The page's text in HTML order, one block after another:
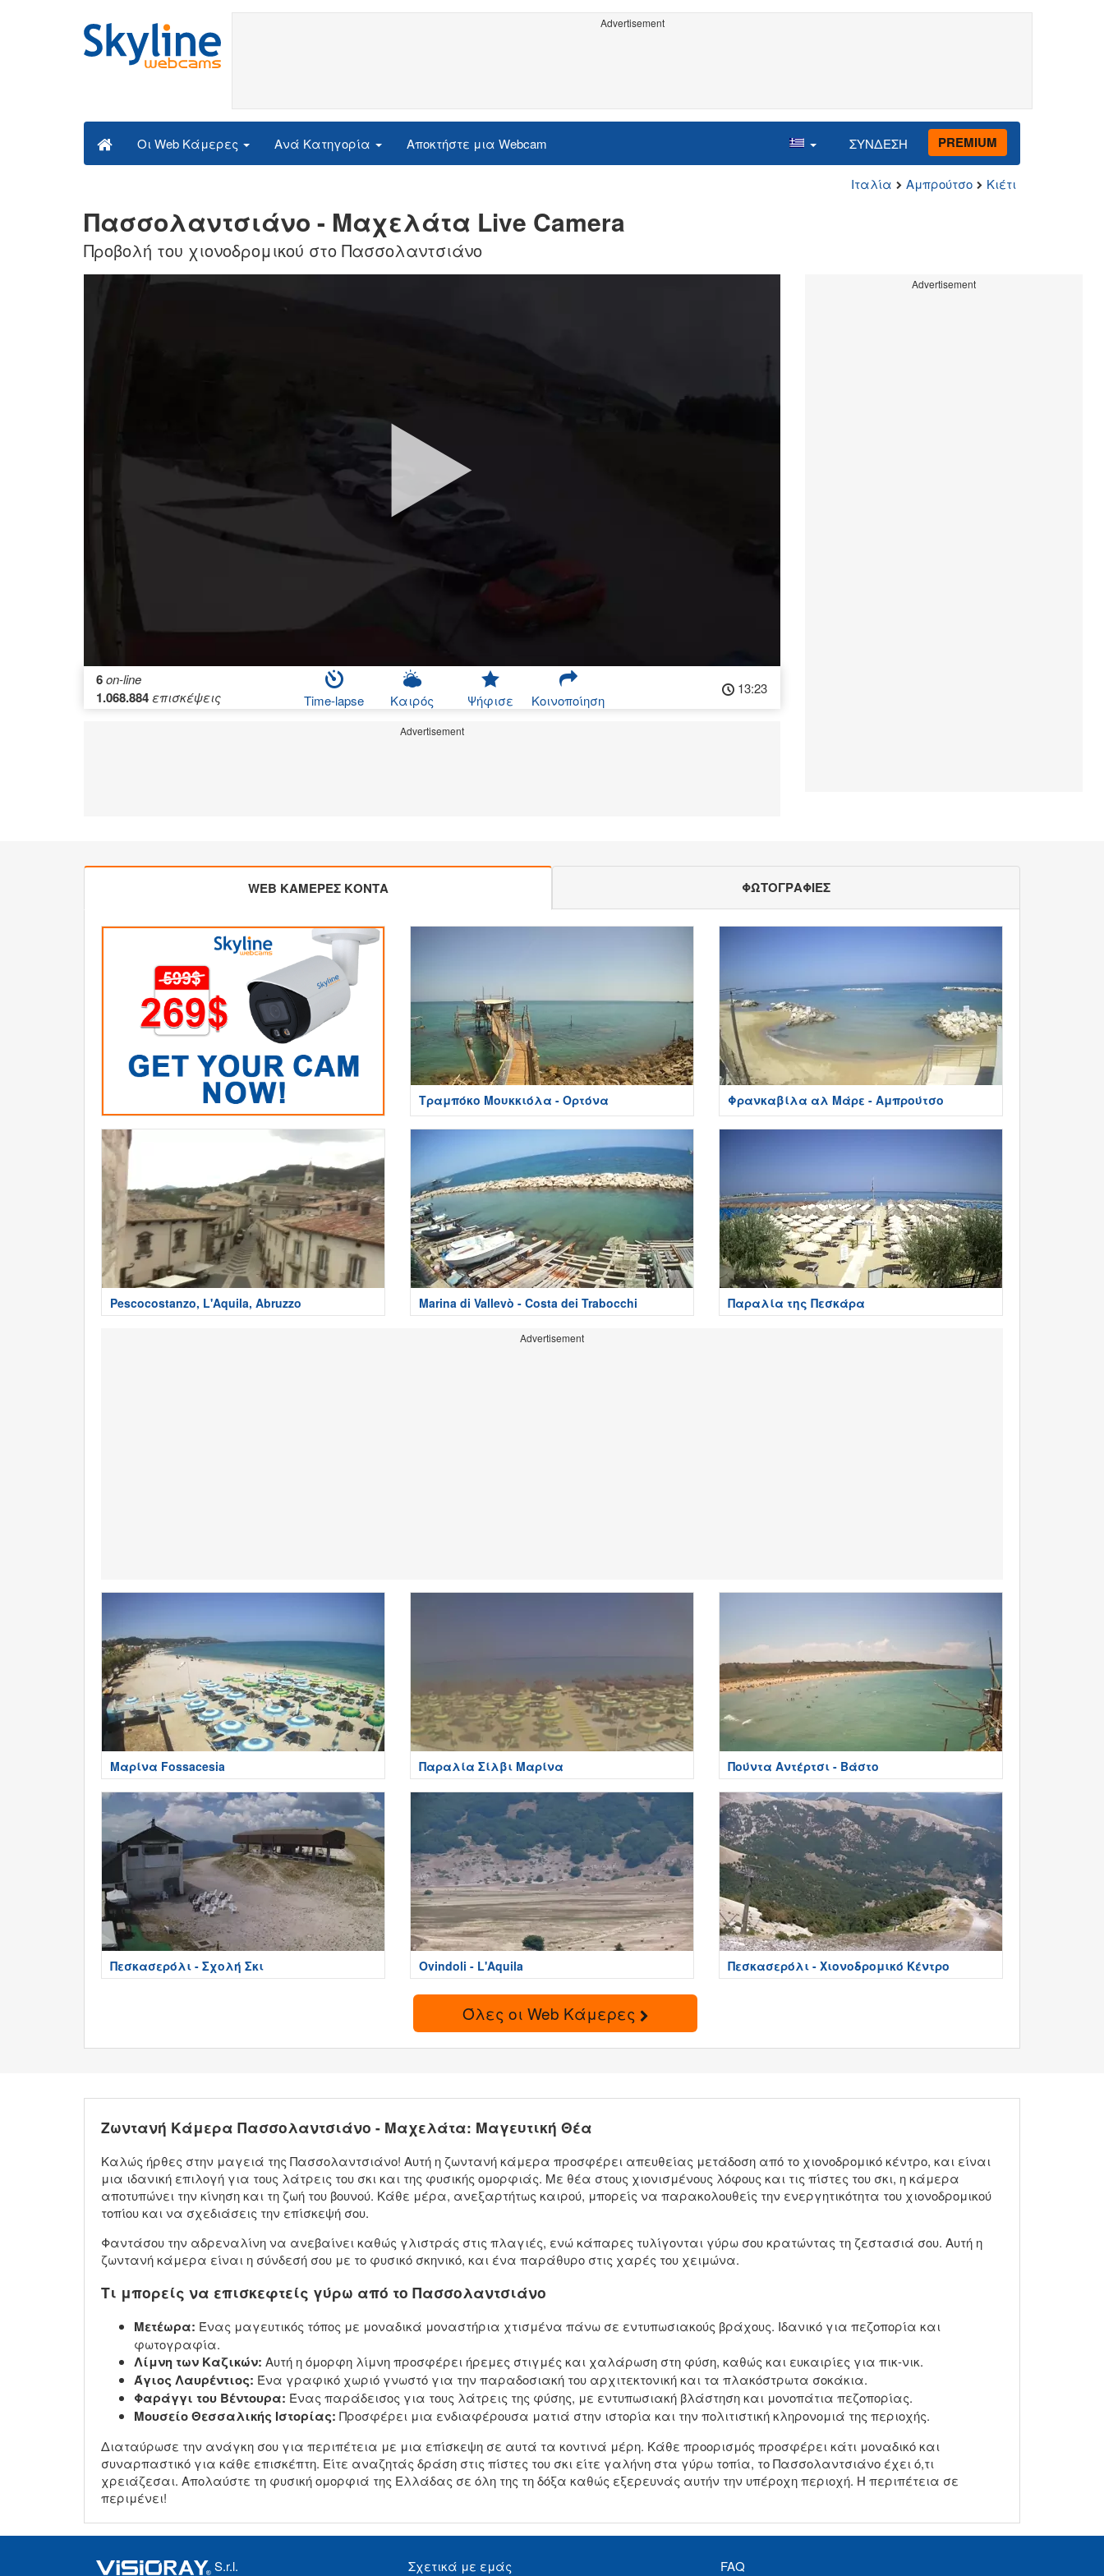
Advertisement
Οι Web Κάμερες Ανά Κατηγορία Αποκτήστε μια Webcam ΣΥΝΔΕΣΗ PREMIUM
Ιταλία Αμπρούτσο Κιέτι
Πασσολαντσιάνο - Μαχελάτα Live Camera
Προβολή του χιονοδρομικού στο Πασσολαντσιάνο
6on-line
1.068.884επισκέψεις Time-lapse Καιρός Ψήφισε Κοινοποίηση
13:23
Advertisement
Advertisement
WEB ΚΑΜΕΡΕΣ ΚΟΝΤΑ ΦΩΤΟΓΡΑΦΙΕΣ
Τραμπόκο Μουκκιόλα - Ορτόνα Φρανκαβίλα αλ Μάρε - Αμπρούτσο
Pescocostanzo, L'Aquila, Abruzzo Marina di Vallevò - Costa dei Trabocchi Παραλία της Πεσκάρα
Advertisement
Μαρίνα Fossacesia Παραλία Σίλβι Μαρίνα Πούντα Αντέρτσι - Βάστο
Πεσκασερόλι - Σχολή Σκι Ovindoli - L'Aquila Πεσκασερόλι - Χιονοδρομικό Κέντρο
Όλες οι Web Κάμερες
Ζωντανή Κάμερα Πασσολαντσιάνο - Μαχελάτα: Μαγευτική Θέα
Καλώς ήρθες στην μαγειά της Πασσολαντσιάνο! Αυτή η ζωντανή κάμερα προσφέρει απευθείας μετάδοση από το χιονοδρομικό κέντρο, και είναι
μια ιδανική επιλογή για τους λάτρεις του σκι και της φυσικής ομορφιάς. Με θέα στους χιονισμένους λόφους και τις πίστες του σκι, η κάμερα
αποτυπώνει την κίνηση και τη ζωή του βουνού. Κάθε μέρα, ανεξαρτήτως καιρού, μπορείς να παρακολουθείς την ενεργητικότητα του χιονοδρομικού
τοπίου και να σχεδιάσεις την επίσκεψή σου.
Φαντάσου την αδρεναλίνη να ανεβαίνει καθώς γλιστράς στις πλαγιές, ενώ κάπαρες τυλίγονται γύρω σου κρατώντας τη ζεστασιά σου. Αυτή η
ζωντανή κάμερα είναι η σύνδεσή σου με το φυσικό σκηνικό, και ένα παράθυρο στις χαρές του χειμώνα.
Τι μπορείς να επισκεφτείς γύρω από το Πασσολαντσιάνο
Μετέωρα: Ένας μαγευτικός τόπος με μοναδικά μοναστήρια χτισμένα πάνω σε εντυπωσιακούς βράχους. Ιδανικό για πεζοπορία και
φωτογραφία.
Λίμνη των Καζικών: Αυτή η όμορφη λίμνη προσφέρει ήρεμες στιγμές και χαλάρωση στη φύση, καθώς και ευκαιρίες για πικ-νικ.
Άγιος Λαυρέντιος: Ένα γραφικό χωριό γνωστό για την παραδοσιακή του αρχιτεκτονική και τα πλακόστρωτα σοκάκια.
Φαράγγι του Βέντουρα: Ένας παράδεισος για τους λάτρεις της φύσης, με εντυπωσιακή βλάστηση και μονοπάτια πεζοπορίας.
Μουσείο Θεσσαλικής Ιστορίας: Προσφέρει μια ενδιαφέρουσα ματιά στην ιστορία και την πολιτιστική κληρονομιά της περιοχής.
Διαταύρωσε την ανάγκη σου για περιπέτεια με μια επίσκεψη σε αυτά τα κοντινά μέρη. Κάθε προορισμός προσφέρει κάτι μοναδικό και
συναρπαστικό για κάθε επισκέπτη. Είτε αναζητάς δράση στις πίστες του σκι είτε γαλήνη στα γύρω τοπία, το Πασσολαντσιάνο έχει ό,τι
χρειάζεσαι. Απολαύστε τη φυσική ομορφιά της Ελλάδας σε όλη της τη δόξα καθώς εξερευνάς αυτήν την υπέροχη περιοχή. Η περιπέτεια σε
περιμένει!
S.r.l. Σχετικά με εμάς FAQ